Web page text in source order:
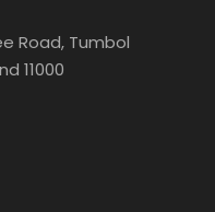
Road, Tumbol
11000